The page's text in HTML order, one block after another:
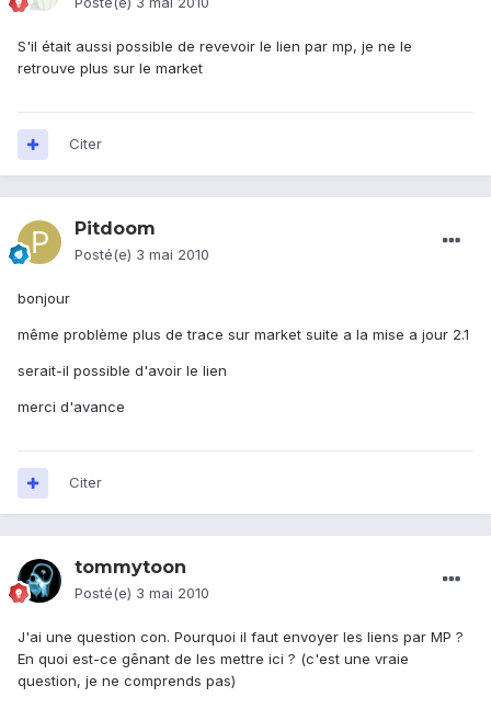
S'il était aussi possible de revevoir le lien par mp, je ne le
retrouve plus sur le market
Citer
Pitdoom
Posté(e) 3 mai 2010
bonjour
même problème plus de trace sur market suite a la mise a jour 2.1
serait-il possible d'avoir le lien
merci d'avance
Citer
tommytoon
Posté(e) 3 mai 2010
J'ai une question con. Pourquoi il faut envoyer les liens par MP ?
En quoi est-ce gênant de les mettre ici ? (c'est une vraie
question, je ne comprends pas)